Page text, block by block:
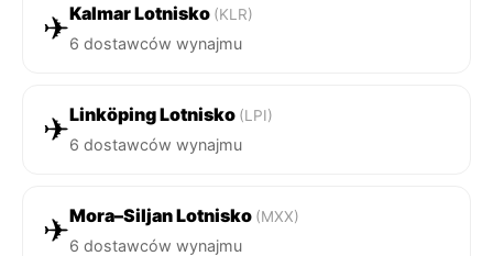
✈Kalmar Lotnisko (KLR)
6 dostawców wynajmu
✈Linköping Lotnisko (LPI)
6 dostawców wynajmu
✈Mora–Siljan Lotnisko (MXX)
6 dostawców wynajmu